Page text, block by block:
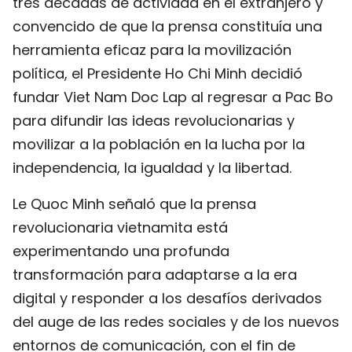
convencido de que la prensa constituía una
herramienta eficaz para la movilización
política, el Presidente Ho Chi Minh decidió
fundar Viet Nam Doc Lap al regresar a Pac Bo
para difundir las ideas revolucionarias y
movilizar a la población en la lucha por la
independencia, la igualdad y la libertad.
Le Quoc Minh señaló que la prensa
revolucionaria vietnamita está
experimentando una profunda
transformación para adaptarse a la era
digital y responder a los desafíos derivados
del auge de las redes sociales y de los nuevos
entornos de comunicación, con el fin de